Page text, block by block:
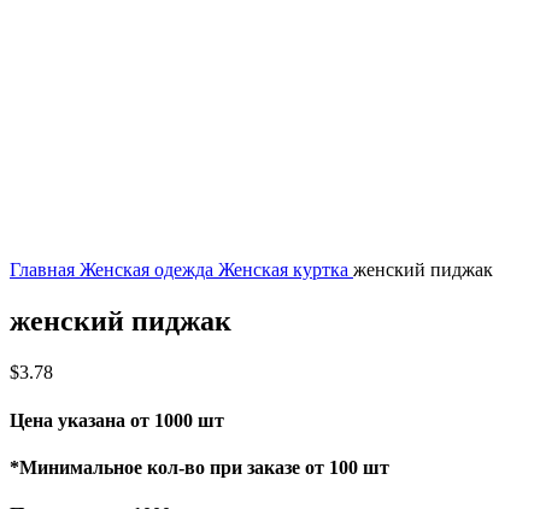
Главная Женская одежда Женская куртка женский пиджак
женский пиджак
$3.78
Цена указана от 1000 шт
*Минимальное кол-во при заказе от 100 шт